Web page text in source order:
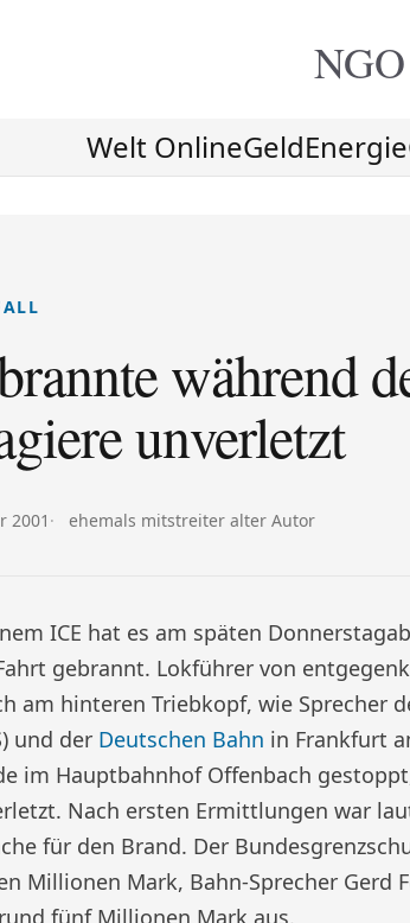
Welt OnlineGeldEnergie
während
unverletzt
am:
2001 Autor:
ehemals mitstreiter alter Autor
ICE hat es am späten
gebrannt. Lokführer von
am hinteren Triebkopf, wie Sprecher
und der Deutschen Bahn in Frankfurt
im Hauptbahnhof Offenbach
Nach ersten Ermittlungen war
für den Brand. Der
Millionen Mark, Bahn-Sprecher Gerd
fünf Millionen Mark aus.